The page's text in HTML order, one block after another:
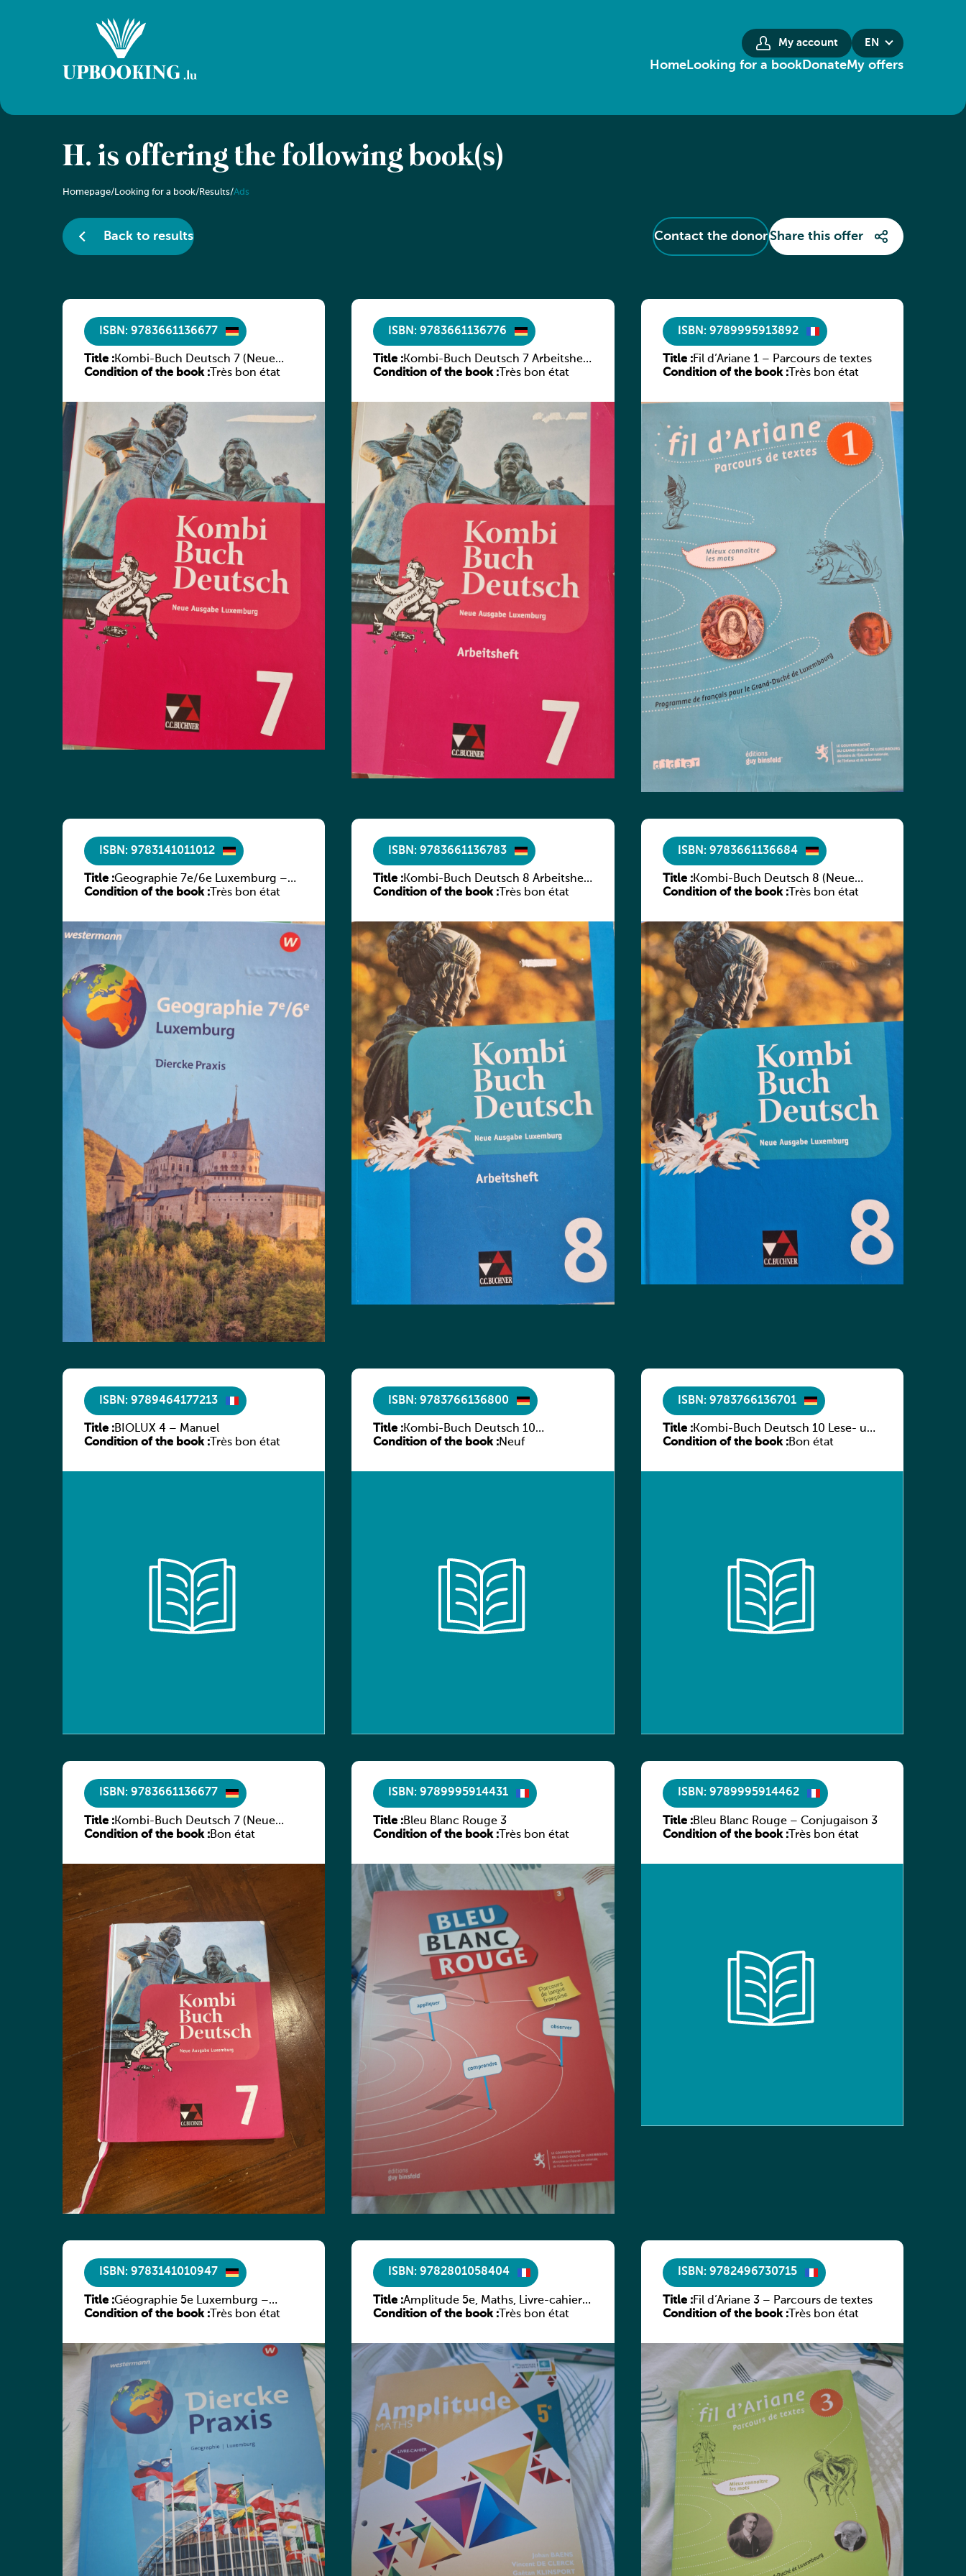
My account EN
HomeLooking for a bookDonateMy offers
H. is offering the following book(s)
Homepage/Looking for a book/Results/Ads
Back to results Contact the donorShare this offer
ISBN: 9783661136677
Title :Kombi-Buch Deutsch 7 (Neue
Ausgabe Luxemburg)
Condition of the book : Très bon état
ISBN: 9783661136776
Title :Kombi-Buch Deutsch 7 Arbeitsheft
(Neue Ausgabe Luxemburg)
Condition of the book : Très bon état
ISBN: 9789995913892
Title :Fil d’Ariane 1 – Parcours de textes
Condition of the book :Très bon état
ISBN: 9783141011012
Title :Geographie 7e/6e Luxemburg –
Diercke Praxis
Condition of the book : Très bon état
ISBN: 9783661136783
Title :Kombi-Buch Deutsch 8 Arbeitsheft
(Neue Ausgabe Luxemburg)
Condition of the book : Très bon état
ISBN: 9783661136684
Title :Kombi-Buch Deutsch 8 (Neue
Ausgabe Luxemburg)
Condition of the book :Très bon état
ISBN: 9789464177213
Title :BIOLUX 4 – Manuel
Condition of the book : Très bon état
ISBN: 9783766136800
Title :Kombi-Buch Deutsch 10
Arbeitsheft
Condition of the book :Neuf
ISBN: 9783766136701
Title :Kombi-Buch Deutsch 10 Lese- und
Sprachbuch
Condition of the book :Bon état
ISBN: 9783661136677
Title :Kombi-Buch Deutsch 7 (Neue
Ausgabe Luxemburg)
Condition of the book :Bon état
ISBN: 9789995914431
Title :Bleu Blanc Rouge 3
Condition of the book : Très bon état
ISBN: 9789995914462
Title :Bleu Blanc Rouge – Conjugaison 3
Condition of the book :Très bon état
ISBN: 9783141010947
Title :Géographie 5e Luxemburg –
Diercke Praxis
Condition of the book : Très bon état
ISBN: 9782801058404
Title :Amplitude 5e, Maths, Livre-cahier,
version luxembourgeoise
Condition of the book : Très bon état
ISBN: 9782496730715
Title :Fil d’Ariane 3 – Parcours de textes
Condition of the book :Très bon état